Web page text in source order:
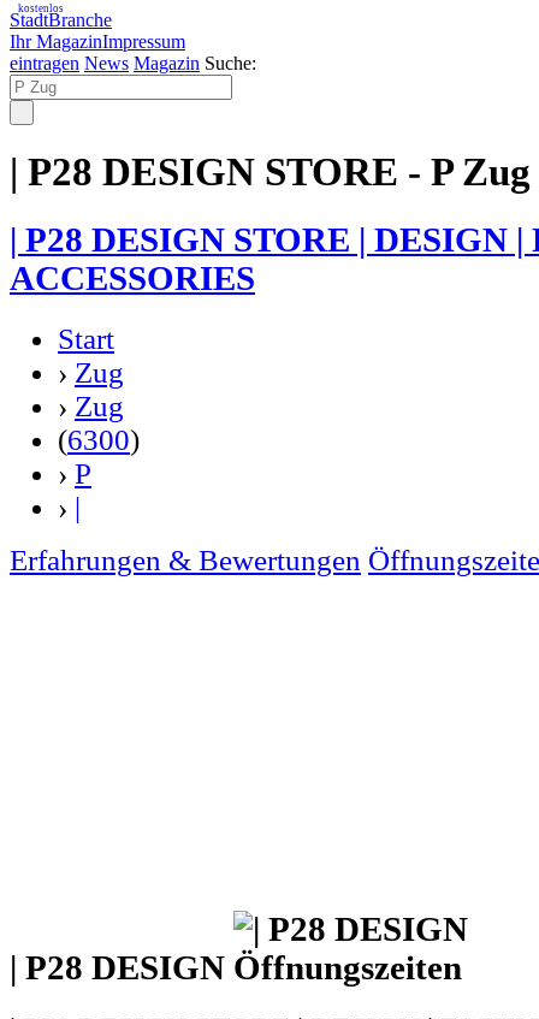
StadtBranche
Ihr MagazinImpressum
kostenlos
eintragen News Magazin Suche:
| P28 DESIGN STORE - P Zug
| P28 DESIGN STORE | DESIGN |
ACCESSORIES
Start
› Zug
› Zug
(6300)
› P
› |
Erfahrungen & Bewertungen
| P28 DESIGN